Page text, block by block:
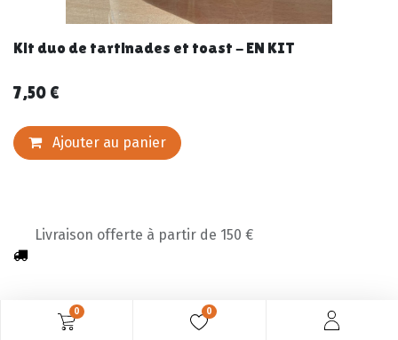
0 0
Kit duo de tartinades et toast - EN KIT
7,50 €
Ajouter au panier
Livraison offerte à partir de 150 €